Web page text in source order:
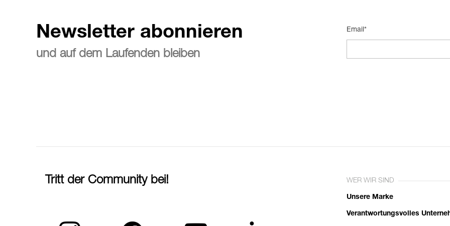
Newsletter abonnieren
und auf dem Laufenden bleiben
Email*
Tritt der Community bei! WER WIR SIND
Unsere Marke
Verantwortungsvolles